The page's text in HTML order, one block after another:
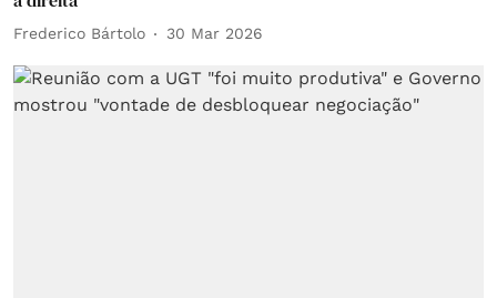
Frederico Bártolo 30 Mar 2026